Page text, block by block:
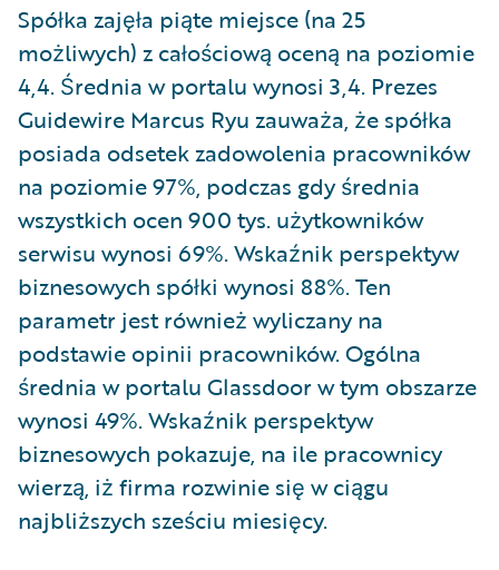
Spółka zajęła piąte miejsce (na 25
możliwych) z całościową oceną na poziomie
4,4. Średnia w portalu wynosi 3,4. Prezes
Guidewire Marcus Ryu zauważa, że spółka
posiada odsetek zadowolenia pracowników
na poziomie 97%, podczas gdy średnia
wszystkich ocen 900 tys. użytkowników
serwisu wynosi 69%. Wskaźnik perspektyw
biznesowych spółki wynosi 88%. Ten
parametr jest również wyliczany na
podstawie opinii pracowników. Ogólna
średnia w portalu Glassdoor w tym obszarze
wynosi 49%. Wskaźnik perspektyw
biznesowych pokazuje, na ile pracownicy
wierzą, iż firma rozwinie się w ciągu
najbliższych sześciu miesięcy.